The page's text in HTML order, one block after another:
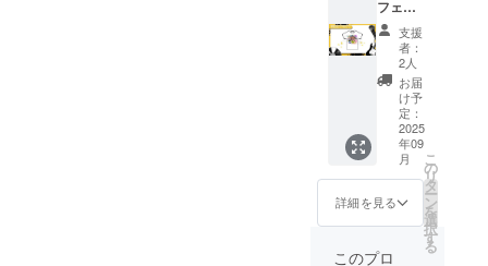
の投票
も可能
です。
支援
時、必
ず備考
欄に以
下を記
載くだ
さい
１．掲
載を希
前 ２．
フェスT
付き
コー
ス】 公
式
Youtub
e配信の
投票枠
出演ラ
イバー
に投
票、公
式
Youtub
e配信の
支援
者：
2人
お届
け予
定：
2025
年09
月
詳細を見る
こ
の
リ
タ
ー
ン
を
選
択
す
る
このプロ